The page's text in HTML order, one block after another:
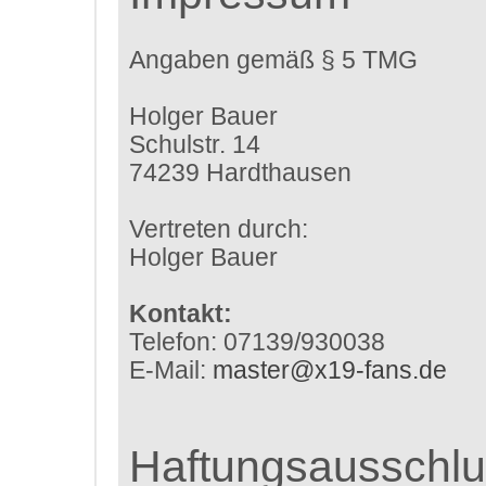
Angaben gemäß § 5 TMG
Holger Bauer
Schulstr. 14
74239 Hardthausen
Vertreten durch:
Holger Bauer
Kontakt:
Telefon: 07139/930038
E-Mail: master@x19-fans.de